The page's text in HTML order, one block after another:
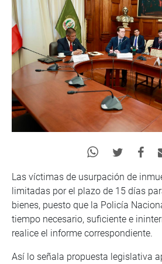
Las víctimas de usurpación de
limitadas por el plazo de 15 días
bienes, puesto que la Policía
tiempo necesario, suficiente e
realice el informe correspondiente.
Así lo señala propuesta legislativa